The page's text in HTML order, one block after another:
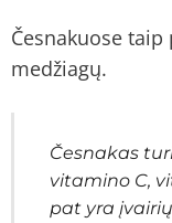
Česnakuose
medžiagų.
Česnakas
vitamino C,
pat yra